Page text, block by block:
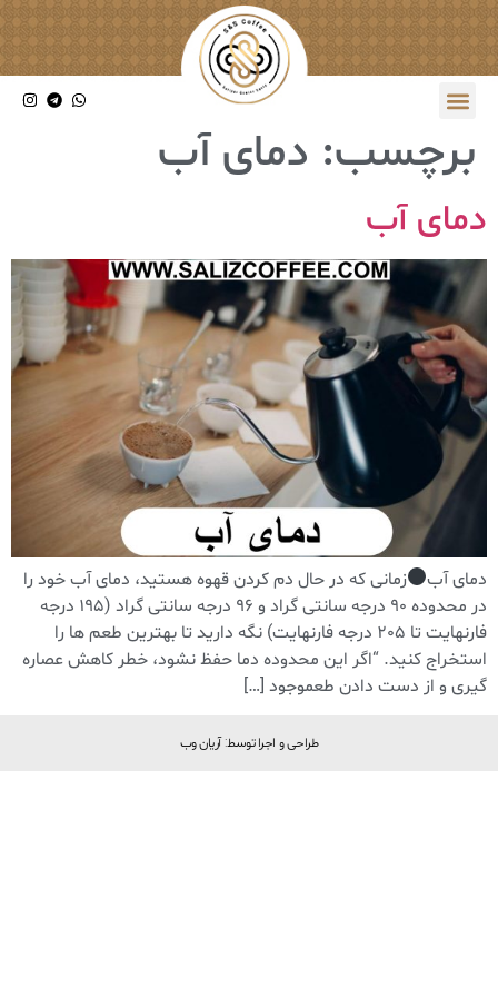
برچسب: دمای آب
دمای آب
دمای آب
زمانی که در حال دم کردن قهوه هستید، دمای آب خود را
در محدوده 90 درجه سانتی گراد و 96 درجه سانتی گراد (195 درجه
فارنهایت تا 205 درجه فارنهایت) نگه دارید تا بهترین طعم ها را
استخراج کنید. “اگر این محدوده دما حفظ نشود، خطر کاهش عصاره
گیری و از دست دادن طعموجود […]
طراحی و اجرا توسط: آریان وب